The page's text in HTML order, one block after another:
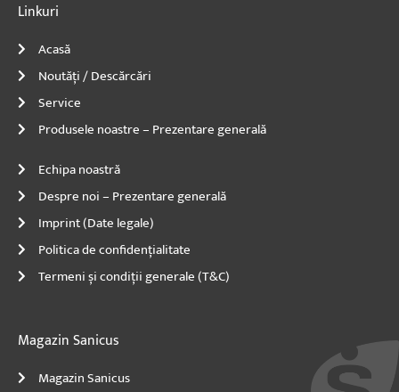
Linkuri
Acasă
Noutăți / Descărcări
Service
Produsele noastre – Prezentare generală
Echipa noastră
Despre noi – Prezentare generală
Imprint (Date legale)
Politica de confidențialitate
Termeni și condiții generale (T&C)
Magazin Sanicus
Magazin Sanicus